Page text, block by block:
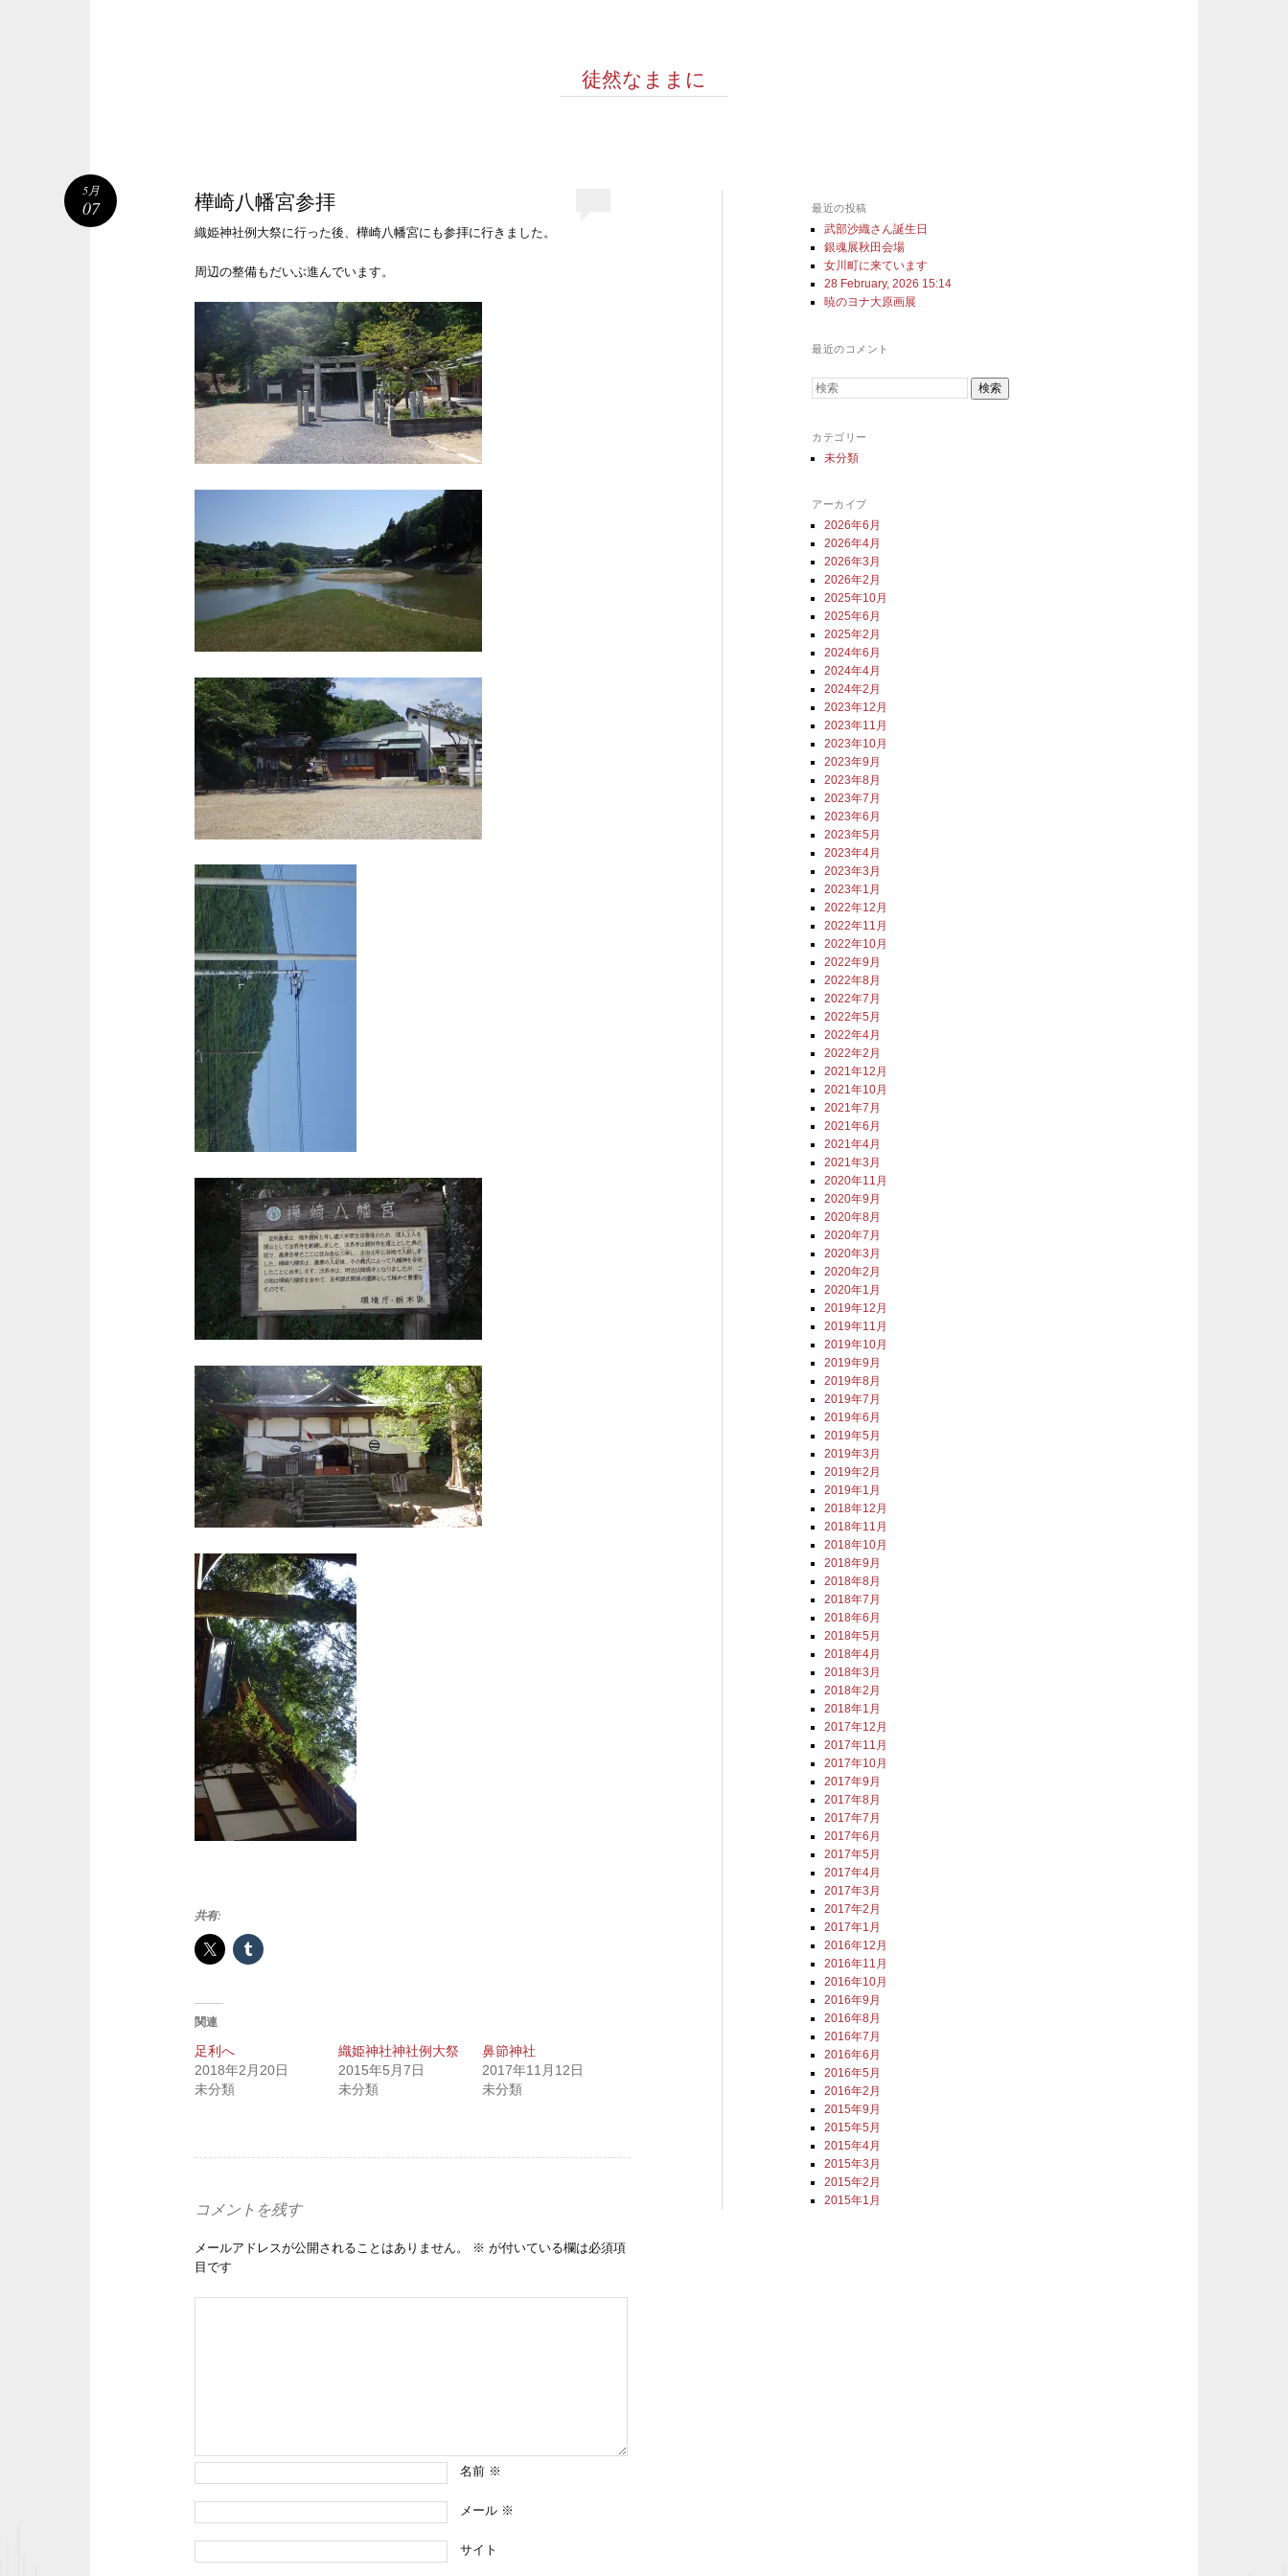
徒然なままに
樺崎八幡宮参拝
織姫神社例大祭に行った後、樺崎八幡宮にも参拝に行きました。
周辺の整備もだいぶ進んでいます。
共有:
関連
足利へ
2018年2月20日
未分類
織姫神社神社例大祭
2015年5月7日
未分類
鼻節神社
2017年11月12日
未分類
5月
07
コメントを残す
メールアドレスが公開されることはありません。 ※ が付いている欄は必須項
目です
名前 ※
メール ※
サイト
最近の投稿
武部沙織さん誕生日
銀魂展秋田会場
女川町に来ています
28 February, 2026 15:14
暁のヨナ大原画展
最近のコメント
検索
カテゴリー
未分類
アーカイブ
2026年6月
2026年4月
2026年3月
2026年2月
2025年10月
2025年6月
2025年2月
2024年6月
2024年4月
2024年2月
2023年12月
2023年11月
2023年10月
2023年9月
2023年8月
2023年7月
2023年6月
2023年5月
2023年4月
2023年3月
2023年1月
2022年12月
2022年11月
2022年10月
2022年9月
2022年8月
2022年7月
2022年5月
2022年4月
2022年2月
2021年12月
2021年10月
2021年7月
2021年6月
2021年4月
2021年3月
2020年11月
2020年9月
2020年8月
2020年7月
2020年3月
2020年2月
2020年1月
2019年12月
2019年11月
2019年10月
2019年9月
2019年8月
2019年7月
2019年6月
2019年5月
2019年3月
2019年2月
2019年1月
2018年12月
2018年11月
2018年10月
2018年9月
2018年8月
2018年7月
2018年6月
2018年5月
2018年4月
2018年3月
2018年2月
2018年1月
2017年12月
2017年11月
2017年10月
2017年9月
2017年8月
2017年7月
2017年6月
2017年5月
2017年4月
2017年3月
2017年2月
2017年1月
2016年12月
2016年11月
2016年10月
2016年9月
2016年8月
2016年7月
2016年6月
2016年5月
2016年2月
2015年9月
2015年5月
2015年4月
2015年3月
2015年2月
2015年1月